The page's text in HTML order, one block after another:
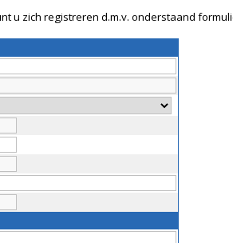
u zich registreren d.m.v. onderstaand